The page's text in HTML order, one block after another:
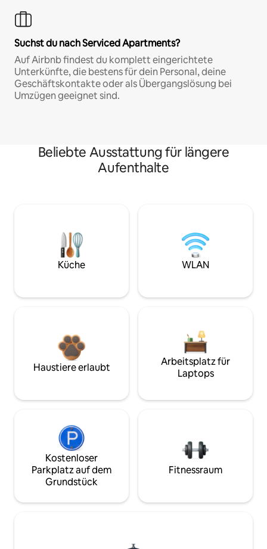
Suchst du nach Serviced Apartments?
Auf Airbnb findest du komplett eingerichtete
Unterkünfte, die bestens für dein Personal, deine
Geschäftskontakte oder als Übergangslösung bei
Umzügen geeignet sind.
Beliebte Ausstattung für längere
Aufenthalte
Küche WLAN
Haustiere erlaubt
Arbeitsplatz für
Laptops
Kostenloser
Parkplatz auf dem
Grundstück
Fitnessraum